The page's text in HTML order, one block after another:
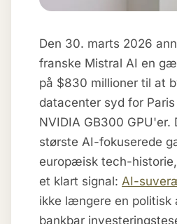
Den 30. marts 2026
franske Mistral AI en
på $830 millioner til at
datacenter syd for
NVIDIA GB300 GPU'er.
største AI-fokuserede
europæisk tech-
et klart signal: AI-
ikke længere en politisk
bankbar